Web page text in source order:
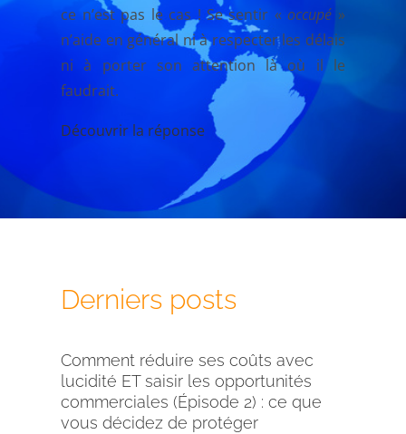
ce n’est pas le cas ! Se sentir «occupé »
n’aide en général ni à respecter les délais
ni à porter son attention là où il le
faudrait.
Découvrir la réponse
Derniers posts
Comment réduire ses coûts avec
lucidité ET saisir les opportunités
commerciales (Épisode 2) : ce que
vous décidez de protéger